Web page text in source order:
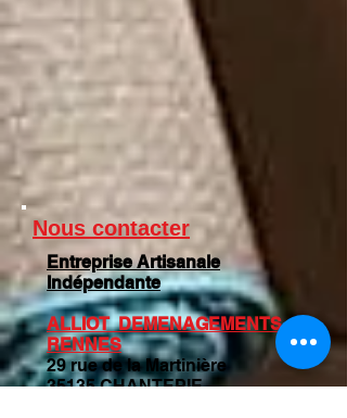
Nous contacter
Entreprise Artisanale
Indépendante
ALLIOT DEMENAGEMENTS
RENNES
29 rue de la Martinière
35135 CHANTEPIE